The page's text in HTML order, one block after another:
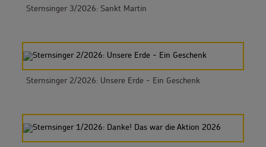
Sternsinger 3/2026: Sankt Martin
Sternsinger 2/2026: Unsere Erde - Ein Geschenk